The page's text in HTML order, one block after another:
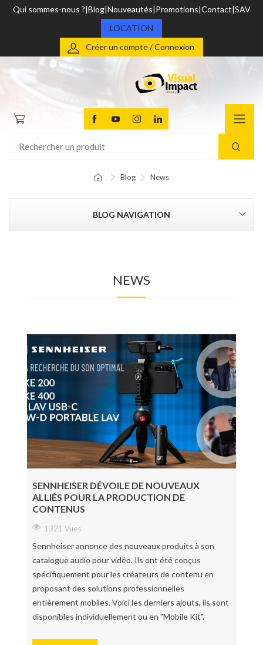
Qui sommes-nous ? Blog Nouveautés Promotions Contact SAV
LOCATION
Créer un compte / Connexion
Blog News
Audio
Éclairage
Consommable
Nouveautés
BLOG NAVIGATION
NEWS
SENNHEISER DÉVOILE DE NOUVEAUX
ALLIÉS POUR LA PRODUCTION DE
CONTENUS
1321 Vues
Sennheiser annonce des nouveaux produits à son
catalogue audio pour vidéo. Ils ont été conçus
spécifiquement pour les créateurs de contenu en
proposant des solutions professionnelles
entièrement mobiles. Voici les derniers ajouts, ils sont
disponibles individuellement ou en "Mobile Kit".